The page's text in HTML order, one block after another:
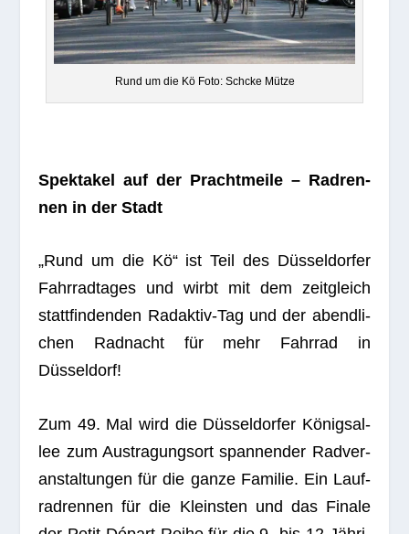
Rund um die Kö Foto: Schcke Mütze
Spek­ta­kel auf der Pracht­meile – Rad­ren­
nen in der Stadt
„Rund um die Kö“ ist Teil des Düs­sel­dor­fer
Fahr­rad­ta­ges und wirbt mit dem zeit­gleich
statt­fin­den­den Rad­ak­tiv-Tag und der abend­li­
chen Rad­nacht für mehr Fahr­rad in
Düsseldorf!
Zum 49. Mal wird die Düs­sel­dor­fer Königs­al­
lee zum Aus­tra­gungs­ort span­nen­der Rad­ver­
an­stal­tun­gen für die ganze Fami­lie. Ein Lauf­
rad­ren­nen für die Kleins­ten und das Finale